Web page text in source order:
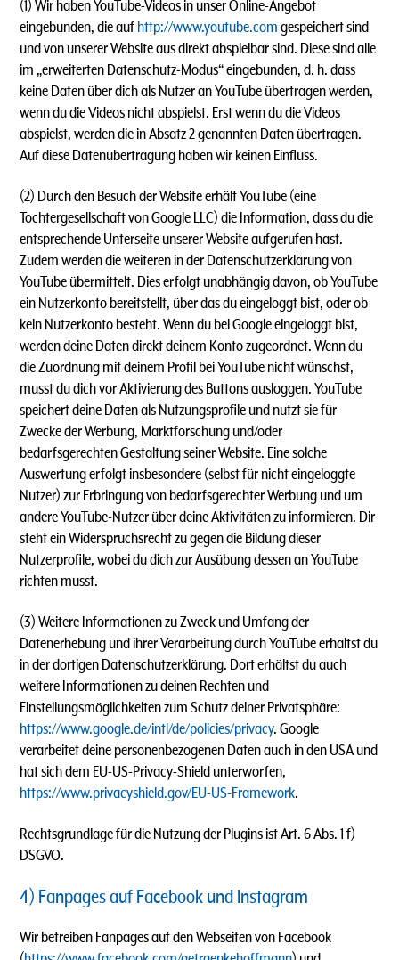
(1) Wir haben YouTube-Videos in unser Online-Angebot
eingebunden, die auf http://www.youtube.com gespeichert sind
und von unserer Website aus direkt abspielbar sind. Diese sind alle
im „erweiterten Datenschutz-Modus“ eingebunden, d. h. dass
keine Daten über dich als Nutzer an YouTube übertragen werden,
wenn du die Videos nicht abspielst. Erst wenn du die Videos
abspielst, werden die in Absatz 2 genannten Daten übertragen.
Auf diese Datenübertragung haben wir keinen Einfluss.
(2) Durch den Besuch der Website erhält YouTube (eine
Tochtergesellschaft von Google LLC) die Information, dass du die
entsprechende Unterseite unserer Website aufgerufen hast.
Zudem werden die weiteren in der Datenschutzerklärung von
YouTube übermittelt. Dies erfolgt unabhängig davon, ob YouTube
ein Nutzerkonto bereitstellt, über das du eingeloggt bist, oder ob
kein Nutzerkonto besteht. Wenn du bei Google eingeloggt bist,
werden deine Daten direkt deinem Konto zugeordnet. Wenn du
die Zuordnung mit deinem Profil bei YouTube nicht wünschst,
musst du dich vor Aktivierung des Buttons ausloggen. YouTube
speichert deine Daten als Nutzungsprofile und nutzt sie für
Zwecke der Werbung, Marktforschung und/oder
bedarfsgerechten Gestaltung seiner Website. Eine solche
Auswertung erfolgt insbesondere (selbst für nicht eingeloggte
Nutzer) zur Erbringung von bedarfsgerechter Werbung und um
andere YouTube-Nutzer über deine Aktivitäten zu informieren. Dir
steht ein Widerspruchsrecht zu gegen die Bildung dieser
Nutzerprofile, wobei du dich zur Ausübung dessen an YouTube
richten musst.
(3) Weitere Informationen zu Zweck und Umfang der
Datenerhebung und ihrer Verarbeitung durch YouTube erhältst du
in der dortigen Datenschutzerklärung. Dort erhältst du auch
weitere Informationen zu deinen Rechten und
Einstellungsmöglichkeiten zum Schutz deiner Privatsphäre:
https://www.google.de/intl/de/policies/privacy. Google
verarbeitet deine personenbezogenen Daten auch in den USA und
hat sich dem EU-US-Privacy-Shield unterworfen,
https://www.privacyshield.gov/EU-US-Framework.
Rechtsgrundlage für die Nutzung der Plugins ist Art. 6 Abs. 1 f)
DSGVO.
4) Fanpages auf Facebook und Instagram
Wir betreiben Fanpages auf den Webseiten von Facebook